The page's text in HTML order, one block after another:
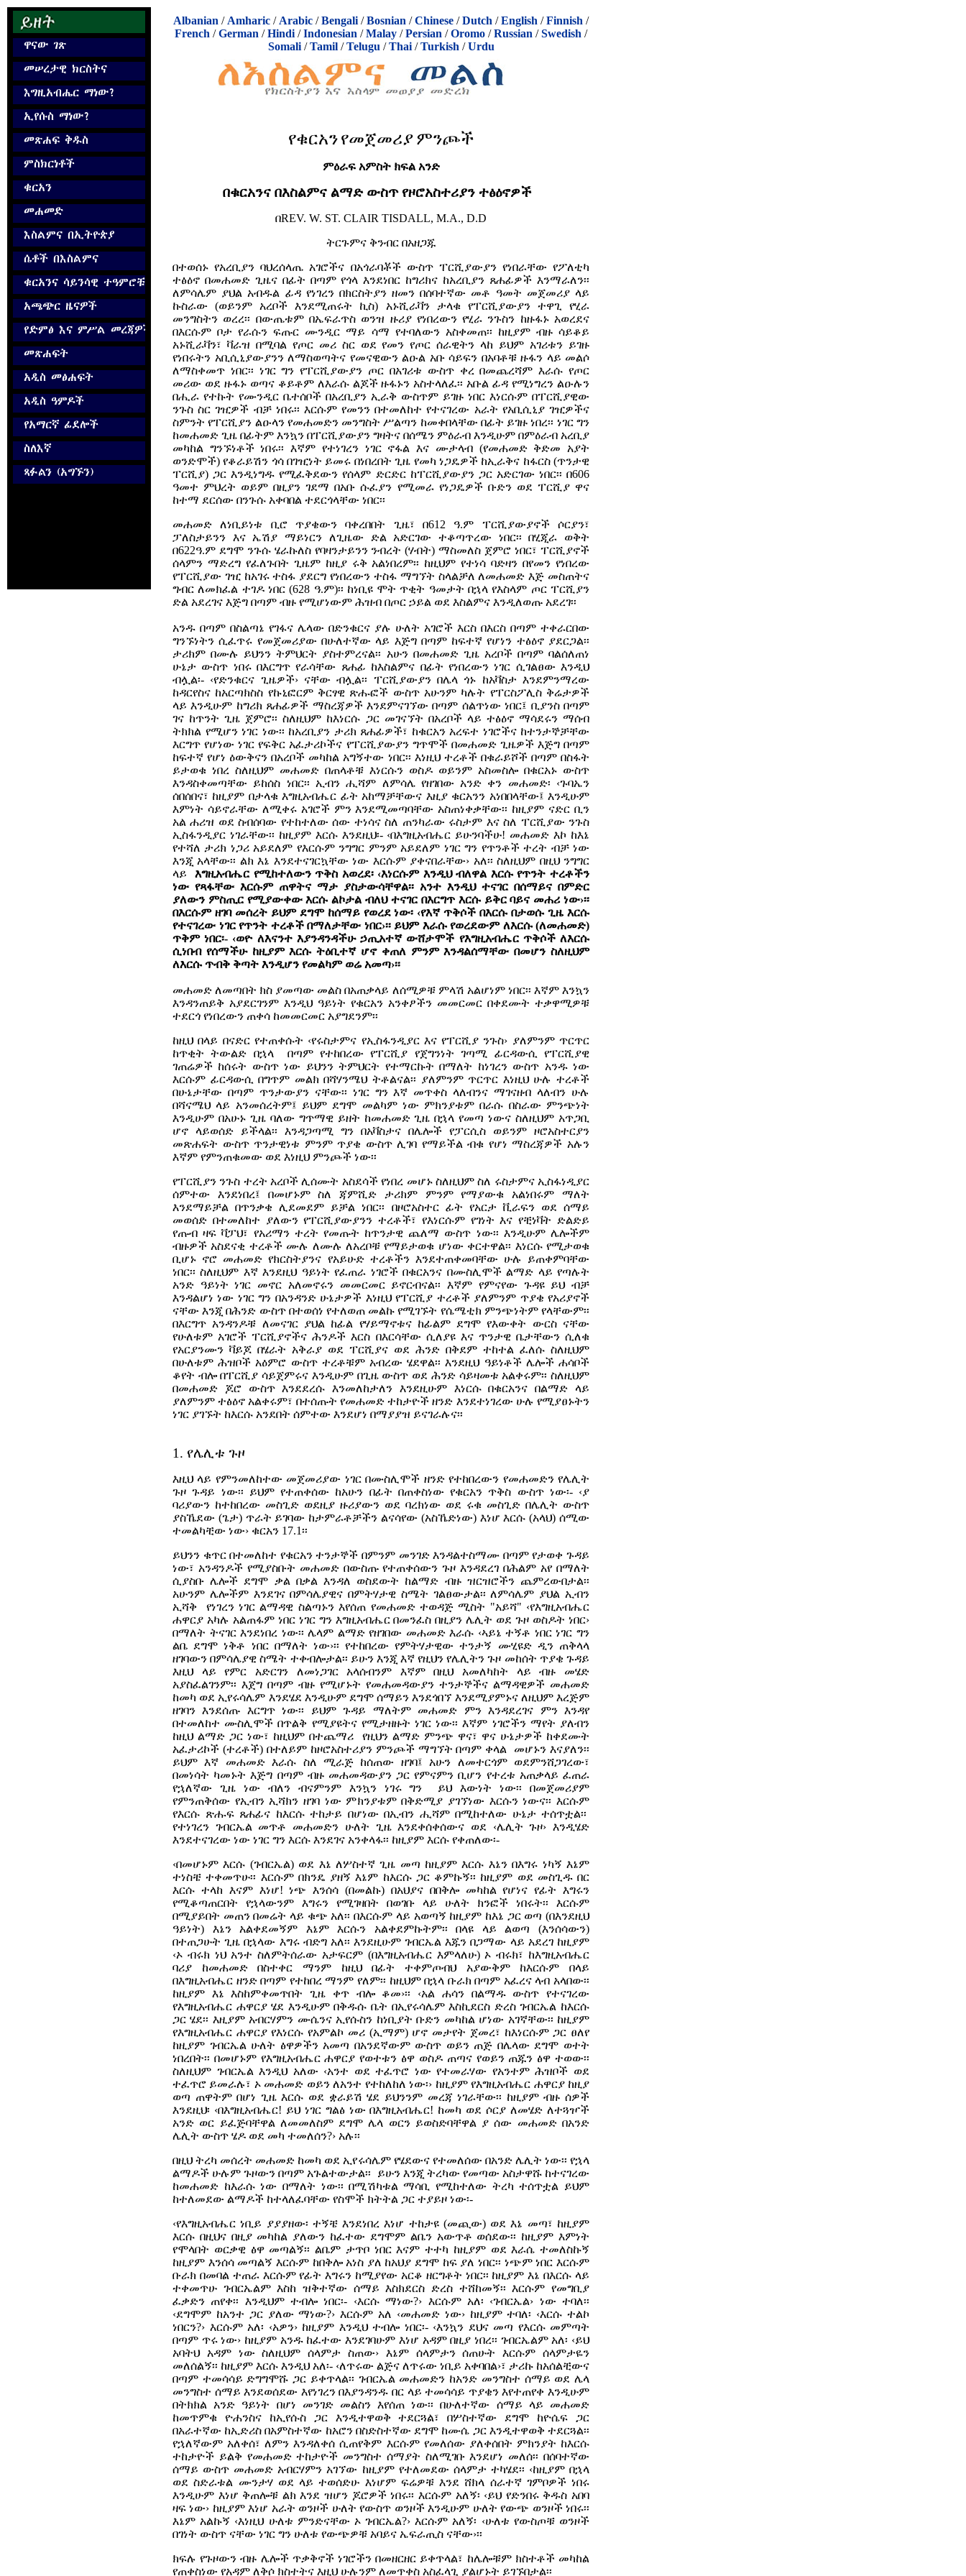
Albanian / Amharic / Arabic /Bengali /Bosnian /Chinese /Dutch /English /Finnish /
French /German /Hindi /Indonesian /Malay /Persian /Oromo /Russian /Swedish /
Somali/Tamil/Telugu /Thai/Turkish /Urdu
የቁርአን የመጀመሪያ ምንጮች
ምዕራፍ አምስት ክፍል አንድ
በቁርአንና በእስልምና ልማድ ውስጥ የዞሮአስተሪያን ተፅዕኖዎች
በREV. W. ST. CLAIR TISDALL, M.A., D.D
ትርጉምና ቅንብር በአዘጋጁ
በተወሰኑ የአረቢያን ባህረሰላጤ አገሮችና በአጎራባቾች ውስጥ ፐርሺያውያን የነበራቸው የፖለቲካ
ተፅዕኖ በመሐመድ ጊዜና በፊት በጣም የጎላ እንደነበር ከግሪክና ከአረቢያን ጸሐፊዎች እንማራለን፡፡
ለምሳሌም ያህል አብዱል ፊዳ የነገረን በክርስትያን ዘመን በሰባተኛው መቶ ዓመት መጀመሪያ ላይ
ኩስራው (ወይንም አረቦች እንደሚጠሩት ኪስ) አኑሺራቫን ታላቁ የፐርሺያውያን ተዋጊ የሂራ
መንግስትን ወረረ፡፡ በውጤቱም በኤፍራጥስ ወንዝ ዙሪያ የነበረውን የሂራ ንጉስን ከዙፋኑ አወረደና
በእርሱም ቦታ የራሱን ፍጡር ሙንዲር ማይ ሳማ የተባለውን አስቀመጠ፡፡ ከዚያም ብዙ ሳይቆይ
አኑሺራቫን፣ ቫራዝ በሚባል የጦር መሪ ስር ወደ የመን የጦር ሰራዊትን ላከ ይህም አገሪቱን ይገዙ
የነበሩትን አቢሲኒያውያንን ለማስወጣትና የመናዊውን ልዑል አቡ ሳይፍን በአባቶቹ ዙፋን ላይ መልሶ
ለማስቀመጥ ነበር፡፡ ነገር ግን የፐርሺያውያን ጦር በአገሪቱ ውስጥ ቀረ በመጨረሻም እራሱ የጦር
መሪው ወደ ዙፋኑ ወጣና ቆይቶም ለእራሱ ልጆች ዙፋኑን አስተላለፈ፡፡ አቡል ፊዳ የሚነግረን ልዑሉን
በሒራ የተኩት የሙንዲር ቤተሰቦች በአረቢያን ኢራቅ ውስጥም ይገዙ ነበር እነርሱም በፐርሺያዊው
ንጉስ ስር ገዢዎች ብቻ ነበሩ፡፡ እርሱም የመንን በተመለከተ የተናገረው አራት የአቢሲኒያ ገዢዎችና
ስምንት የፐርሺያን ልዑላን የመሐመድን መንግስት ሥልጣን ከመቀበላቸው በፊት ይገዙ ነበረ፡፡ ነገር ግን
ከመሐመድ ጊዜ በፊትም እንኳን በፐርሺያውያን ግዛትና በሰሜን ምዕራብ እንዲሁም በምዕራብ አረቢያ
መካከል ግንኙነቶች ነበሩ፡፡ እኛም የተነገረን ነገር ኖፋል እና ሙታላብ (የመሐመድ ቅድመ አያት
ወንድሞች) የቆራይሽን ጎሳ በገዢነት ይመሩ በነበረበት ጊዜ የመካ ነጋዴዎች ከኢራቅና ከፋርስ (ጥንታዊ
ፐርሺያ) ጋር እንዲነግዱ የሚፈቅደውን የሰላም ድርድር ከፐርሺያውያን ጋር አድርገው ነበር፡፡ በ606
ዓመተ ምህረት ወይም በዚያን ገደማ በአቡ ሱፈያን የሚመራ የነጋዴዎች ቡድን ወደ ፐርሺያ ዋና
ከተማ ደርሰው በንጉሱ አቀባበል ተደርጎላቸው ነበር፡፡
መሐመድ ለነቢይነቱ ቢሮ ጥያቄውን ባቀረበበት ጊዜ፣ በ612 ዓ.ም ፐርሺያውያኖች ሶርያን፣
ፓለስታይንን እና ኤሽያ ማይነርን ለጊዜው ድል አድርገው ተቆጣጥረው ነበር፡፡ በሂጂራ ወቅት
በ622ዓ.ም ደግሞ ንጉሱ ሄራኩለስ የባዛንታይንን ንብረት (ሃብት) ማስመለስ ጀምሮ ነበር፣ ፐርሺያኖች
ሰላምን ማድረግ የፈለጉበት ጊዜም ከዚያ ሩቅ አልነበረም፡፡ ከዚህም የተነሳ ባድዛን በየመን የነበረው
የፐርሺያው ገዢ ከአገሩ ተስፋ ያደርግ የነበረውን ተስፋ ማግኘት ስላልቻለ ለመሐመድ እጅ መስጠትና
ግብር ለመክፈል ተገዶ ነበር (628 ዓ.ም)፡፡ ከነቢዩ ሞት ጥቂት ዓመታት በኋላ የእስላም ጦር ፐርሺያን
ድል አደረገና እጅግ በጣም ብዙ የሚሆነውም ሕዝብ በጦር ኃይል ወደ እስልምና እንዲለወጡ አደረገ፡፡
አንዱ በጣም በስልጣኔ የገፋና ሌላው በድንቁርና ያሉ ሁለት አገሮች እርስ በእርስ በጣም ተቀራርበው
ግንኙነትን ሲፈጥሩ የመጀመሪያው በሁለተኛው ላይ እጅግ በጣም ከፍተኛ የሆነን ተፅዕኖ ያደርጋል፡፡
ታሪክም በሙሉ ይህንን ትምህርት ያስተምረናል፡፡ አሁን በመሐመድ ጊዜ አረቦች በጣም ባልሰለጠነ
ሁኔታ ውስጥ ነበሩ በእርግጥ የራሳቸው ጸሐፊ ከእስልምና በፊት የነበረውን ነገር ሲገልፀው እንዲህ
ብሏል፡- ‹የድንቁርና ጊዜዎች› ናቸው ብሏል፡፡ ፐርሺያውያን በሌላ ጎኑ ከአቫስታ እንደምንማረው
ከዳርየስና ከአርጣክስስ የኩኒፎርም ቅርፃዊ ጽሑፎች ውስጥ አሁንም ካሉት የፐርስፖሊስ ቅሬታዎች
ላይ እንዲሁም ከግሪክ ጸሐፊዎች ማስረጃዎች እንደምናገኘው በጣም ሰልጥነው ነበር፤ ቢያንስ በጣም
ገና ከጥንት ጊዜ ጀምሮ፡፡ ስለዚህም ከእነርሱ ጋር መገናኘት በአረቦች ላይ ተፅዕኖ ማሳደሩን ማሰብ
ትክክል የሚሆን ነገር ነው፡፡ ከአረቢያን ታሪክ ጸሐፊዎች፣ ከቁርአን አረፍተ ነገሮችና ከተንታኞቻቸው
እርግጥ የሆነው ነገር የፍቅር አፈታሪኮችና የፐርሺያውያን ግጥሞች በመሐመድ ጊዜዎች እጅግ በጣም
ከፍተኛ የሆነ ዕውቅናን በአረቦች መካከል አግኝተው ነበር፡፡ እነዚህ ተረቶች በቁራይሾች በጣም በስፋት
ይታወቁ ነበረ ስለዚህም መሐመድ በጠላቶቹ እነርሱን ወስዶ ወይንም አስመስሎ በቁርአኑ ውስጥ
እንዳስቀመጣቸው ይከሰስ ነበር፡፡ ኢብን ሒሻም ለምሳሌ የዘገበው አንድ ቀን መሐመድ፡ ‹ጉባኤን
ሰበሰበና፣ ከዚያም በታላቁ እግዚአብሔር ፊት አከማቻቸውና እዚያ ቁርአንን አነበበላቸው፤ እንዲሁም
እምነት ሳይኖራቸው ለሚቀሩ አገሮች ምን እንደሚመጣባቸው አስጠነቀቃቸው፡፡ ከዚያም ናድር ቢን
አል ሐሪዝ ወደ ስብሰባው የተከተለው ሰው ተነሳና ስለ ጠንካራው ሩስታም እና ስለ ፐርሺያው ንጉስ
ኢስፋንዲያር ነገራቸው፡፡ ከዚያም እርሱ እንደዚህ፡- ‹በእግዚአብሔር ይሁንባችሁ! መሐመድ እኮ ከእኔ
የተሻለ ታሪክ ነጋሪ አይደለም የእርሱም ንግግር ምንም አይደለም ነገር ግን የጥንቶች ተረት ብቻ ነው
እንጂ አላቸው፡፡ ልክ እኔ እንደተናገርኳቸው ነው እርሱም ያቀናበራቸው› አለ፡፡ ስለዚህም በዚህ ንግግር
ላይእግዚአብሔር የሚከተለውን ጥቅስ አወረደ፡ ‹እነርሱም እንዲህ ብለዋል እርሱ የጥንት ተረቶችን
ነው የጻፋቸው እርሱም ጠዋትና ማታ ያስታውሳቸዋል፡፡ አንተ እንዲህ ተናገር በሰማይና በምድር
ያለውን ምስጢር የሚያውቀው እርሱ ልኮታል ብለህ ተናገር በእርግጥ እርሱ ይቅር ባይና መሐሪ ነው›፡፡
በእርሱም ዘገባ መሰረት ይህም ደግሞ ከሰማይ የወረደ ነው፡ ‹የእኛ ጥቅሶች በእርሱ በታወሱ ጊዜ እርሱ
የተናገረው ነገር የጥንት ተረቶች በማለታቸው ነበር›፡፡ ይህም እራሱ የወረደውም ለእርሱ (ለመሐመድ)
ጥቅም ነበር፡- ‹ወዮ ለእናንተ እያንዳንዳችሁ ኃጢአተኛ ውሸታሞች የእግዚአብሔር ጥቅሶች ለእርሱ
ሲነበብ የሰማችሁ ከዚያም እርሱ ትዕቢተኛ ሆኖ ቀጠለ ምንም እንዳልሰማቸው በመሆን ስለዚህም
ለእርሱ ጥብቅ ቅጣት እንዲሆን የመልካም ወሬ አመጣ›፡፡
መሐመድ ለመጣበት ክስ ያመጣው መልስ በአጠቃላይ ለሰሚዎቹ ምላሽ አልሆነም ነበር፡፡ እኛም እንኳን
እንዳንጠይቅ አያደርገንም እንዲህ ዓይነት የቁርአን አንቀፆችን መመርመር በቀደሙት ተቃዋሚዎቹ
ተደርጎ የነበረውን ጠቀሳ ከመመርመር አያግደንም፡፡
ከዚህ በላይ በናድር የተጠቀሱት ‹የሩስታምና የኢስፋንዲያር እና የፐርሺያ ንጉስ› ያለምንም ጥርጥር
ከጥቂት ትውልድ በኋላ በጣም የተከበረው የፐርሺያ የጀግንነት ገጣሚ ፊርዳውሲ የፐርሺያዊ
ገጠሬዎች ከሰሩት ውስጥ ነው ይህንን ትምህርት የተማርኩት በማለት ከነገረን ውስጥ አንዱ ነው
እርሱም ፊርዳውሲ በግጥም መልክ በሻሃንሜህ ትቶልናል፡፡ ያለምንም ጥርጥር እነዚህ ሁሉ ተረቶች
በሁኔታቸው በጣም ጥንታውያን ናቸው፡፡ ነገር ግን እኛ መጥቀስ ላለብንና ማገናዘብ ላለብን ሁሉ
በሻናሜህ ላይ አንመሰረትም፤ ይህም ደግሞ መልካም ነው ምክንያቱም በራሱ በስራው ምንጭነት
እንዲሁም በአሁኑ ጊዜ ባለው ግጥማዊ ይዘት ከመሐመድ ጊዜ በኋላ የመጣ ነውና ስለዚህም አጥጋቢ
ሆኖ ላይወሰድ ይችላል፡፡ እንዳጋጣሚ ግን በአቫስታና በሌሎች የፓርሲስ ወይንም ዞሮአስተርያን
መጽሐፍት ውስጥ ጥንታዊነቱ ምንም ጥያቄ ውስጥ ሊገባ የማይችል ብቁ የሆነ ማስረጃዎች አሉን
እኛም የምንጠቁመው ወደ እነዚህ ምንጮች ነው፡፡
የፐርሺያን ንጉስ ተረት አረቦች ሊሰሙት አስደሳች የነበረ መሆኑ ስለዚህም ስለ ሩስታምና ኢስፋነዲያር
ሰምተው እንደነበረ፤ በመሆኑም ስለ ጃምሺድ ታሪክም ምንም የማያውቁ አልነበሩም ማለት
እንደማይቻል በጥንቃቄ ሊደመደም ይቻል ነበር፡፡ በዞሮአስተር ፊት የአርታ ቪራፍን ወደ ሰማይ
መወሰድ በተመለከተ ያለውን የፐርሺያውያንን ተረቶች፣ የእነርሱም የገነት እና የቺነቫት ድልድይ
የጡብ ዛፍ ቫፓህ፣ የአሪማን ተረት የመጡት ከጥንታዊ ጨለማ ውስጥ ነው፡፡ እንዲሁም ሌሎችም
ብዙዎች አስደናቂ ተረቶች ሙሉ ለሙሉ ለአረቦቹ የማይታወቁ ሆነው ቀርተዋል፡፡ እነርሱ የሚታወቁ
ቢሆኑ ኖሮ መሐመድ የክርስትያንና የአይሁድ ተረቶችን እንደተጠቀመባቸው ሁሉ ይጠቀምባቸው
ነበር፡፡ ስለዚህም እኛ እንደዚህ ዓይነት የፈጠራ ነገሮች በቁርአንና በሙስሊሞች ልማድ ላይ የጣሉት
አንድ ዓይነት ነገር መኖር አለመኖሩን መመርመር ይኖርብናል፡፡ እኛም የምናየው ጉዳዩ ይህ ብቻ
እንዳልሆነ ነው ነገር ግን በአንዳንድ ሁኔታዎች እነዚህ የፐርሺያ ተረቶች ያለምንም ጥያቄ የአሪያኖች
ናቸው እንጂ በሕንድ ውስጥ በተወሰነ የተለወጠ መልኩ የሚገኙት የሴሜቲክ ምንጭነትም የላቸውም፡፡
በእርግጥ አንዳንዶቹ ለመናገር ያህል ከፊል የሃይማኖቱና ከፊልም ደግሞ የእውቀት ውርስ ናቸው
የሁለቱም አገሮች ፐርሺያኖችና ሕንዶች እርስ በእርሳቸው ሲለያዩ እና ጥንታዊ ቤታቸውን ሲለቁ
የአርያንሙን ቫይጆ በሄራት አቅራያ ወደ ፐርሺያና ወደ ሕንድ በቅደም ተከተል ፈለሱ ስለዚህም
በሁለቱም ሕዝቦች አዕምሮ ውስጥ ተረቶቹም አብረው ሄደዋል፡፡ እንደዚህ ዓይነቶች ሌሎች ሐሳቦች
ቆየት ብሎ በፐርሺያ ሳይጀምሩና እንዲሁም በጊዜ ውስጥ ወደ ሕንድ ሳይዛመቱ አልቀሩም፡፡ ስለዚህም
በመሐመድ ጆሮ ውስጥ እንደደረሱ እንመለከታለን እንደዚሁም እነርሱ በቁርአንና በልማድ ላይ
ያለምንም ተፅዕኖ አልቀሩም፣ በተሰጡት የመሐመድ ተከታዮች ዘንድ እንደተነገረው ሁሉ የሚያፀኑትን
ነገር ያገኙት ከእርሱ አንደበት ሰምተው እንደሆነ በማያያዝ ይናገራሉና፡፡
1. የሌሊቱ ጉዞ
እዚህ ላይ የምንመለከተው መጀመሪያው ነገር በሙስሊሞች ዘንድ የተከበረውን የመሐመድን የሌሊት
ጉዞ ጉዳይ ነው፡፡ ይህም የተጠቀሰው ከአሁን በፊት በጠቀስነው የቁርአን ጥቅስ ውስጥ ነው፡- ‹ያ
ባሪያውን ከተከበረው መስጊድ ወደዚያ ዙሪያውን ወደ ባረክነው ወደ ሩቁ መስጊድ በሌሊት ውስጥ
ያስኼደው (ጌታ) ጥራት ይገባው ከታምራቶቻችን ልናሳየው (አስኼድነው) እነሆ እርሱ (አላህ) ሰሚው
ተመልካቺው ነው› ቁርአን 17.1፡፡
ይህንን ቁጥር በተመለከተ የቁርአን ተንታኞች በምንም መንገድ እንዳልተስማሙ በጣም የታወቀ ጉዳይ
ነው፣ አንዳንዶች የሚያስቡት መሐመድ በውስጡ የተጠቀሰውን ጉዞ እንዳደረገ በሕልም አየ በማለት
ሲያስቡ ሌሎች ደግሞ ቃል በቃል እንዳለ ወስደውት ከልማድ ብዙ ዝርዝሮችን ጨምረውበታል፡፡
አሁንም ሌሎችም እንደገና በምሳሌያዊና በምትሃታዊ ስሜት ገልፀውታል፡፡ ለምሳሌም ያህል ኢብን
ኢሻቅ የነገረን ነገር ልማዳዊ ስልጣኑን እየሰጠ የመሐመድ ተወዳጅ ሚስት "አይሻ" ‹የእግዚአብሔር
ሐዋርያ አካሉ አልጠፋም ነበር ነገር ግን እግዚአብሔር በመንፈስ በዚያን ሌሊት ወደ ጉዞ ወስዶት ነበር›
በማለት ትናገር እንደነበረ ነው፡፡ ሌላም ልማድ የዘገበው መሐመድ እራሱ ‹ኣይኔ ተኝቶ ነበር ነገር ግን
ልቤ ደግሞ ነቅቶ ነበር በማለት ነው›፡፡ የተከበረው የምትሃታዊው ተንታኝ ሙሂዩድ ዲን ጠቅላላ
ዘገባውን በምሳሌያዊ ስሜት ተቀብሎታል፡፡ ይሁን እንጂ እኛ የዚህን የሌሊትን ጉዞ መከሰት ጥያቄ ጉዳይ
እዚህ ላይ የምር አድርገን ለመነጋገር አላሰብንም እኛም በዚህ አመለካከት ላይ ብዙ መሄድ
አያስፈልገንም፡፡ እጀግ በጣም ብዙ የሚሆኑት የመሐመዳውያን ተንታኞችና ልማዳዊዎች መሐመድ
ከመካ ወደ ኢየሩሳሌም እንደሄደ እንዲሁም ደግሞ ሰማይን እንደጎበኘ እንደሚያምኑና ለዚህም እረጅም
ዘገባን እንደሰጡ እርግጥ ነው፡፡ ይህም ጉዳይ ማለትም መሐመድ ምን እንዳደረገና ምን እንዳየ
በተመለከተ ሙስሊሞች በጥልቅ የሚያዩትና የሚታዘዙት ነገር ነው፡፡ እኛም ነገሮችን ማየት ያለብን
ከዚህ ልማድ ጋር ነው፣ ከዚህም በተጨማሪ የዚህን ልማድ ምንጭ ዋና፣ ዋና ሁኔታዎች ከቀደሙት
አፈታሪኮች (ተረቶች) በተለይም ከዞሮአስተሪያን ምንጮች ማግኘት በጣም ቀላል መሆኑን እናያለን፡፡
ይህም እኛ መሐመድ እራሱ ስለ ሚራጅ ከሰጠው ዘገባ፤ አሁን ለመተርጎም ወደምንሸጋገረው፣
በመነሳት ካመኑት እጅግ በጣም ብዙ መሐመዳውያን ጋር የምናምን ቢሆን የተረቱ አጠቃላይ ፈጠራ
የኋለኛው ጊዜ ነው ብለን ብናምንም እንኳን ነገሩ ግን ይህ እውነት ነው፡፡ በመጀመሪያም
የምንጠቅሰው የኢብን ኢሻክን ዘገባ ነው ምክንያቱም በቅድሚያ ያገኘነው እርሱን ነውና፡፡ እርሱም
የእርሱ ጽሑፍ ጸሐፊና ከእርሱ ተከታይ በሆነው በኢብን ሒሻም በሚከተለው ሁኔታ ተሰጥቷል፡፡
የተነገረን ገብርኤል መጥቶ መሐመድን ሁለት ጊዜ እንደቀሰቀሰውና ወደ ‹ሌሊት ጉዞ› እንዲሄድ
እንደተናገረው ነው ነገር ግን እርሱ እንደገና አንቀላፋ፡፡ ከዚያም እርሱ የቀጠለው፡-
‹በመሆኑም እርሱ (ገብርኤል) ወደ እኔ ለሦስተኛ ጊዜ መጣ ከዚያም እርሱ እኔን በእግሩ ነካኝ እኔም
ተነስቼ ተቀመጥሁ፡፡ እርሱም በክንዴ ያዘኝ እኔም ከእርሱ ጋር ቆምኩኝ፡፡ ከዚያም ወደ መስጊዱ በር
እርሱ ተላከ እናም እነሆ! ነጭ እንሰሳ (በመልኩ) በአህያና በበቅሎ መካከል የሆነና የፊት እግሩን
የሚቆጣጠርበት የኋላውንም እግሩን የሚገዛበት በወገቡ ላይ ሁለት ክንፎች ነበሩት፡፡ እርሱም
በሚያይበት መጠን በመሬት ላይ ቁጭ አለ፡፡ በእርሱም ላይ አወጣኝ ከዚያም ከእኔ ጋር ወጣ (በእንደዚህ
ዓይነት) እኔን አልቀደመኝም እኔም እርሱን አልቀደምኩትም፡፡ በላዩ ላይ ልወጣ (እንሰሳውን)
በተጠጋሁት ጊዜ በኋላው እግሩ ብድግ አለ፡፡ እንደዚሁም ገብርኤል እጁን በጋማው ላይ አደረገ ከዚያም
‹ኦ ብሩክ ነህ አንተ ስለምትሰራው አታፍርም (በእግዚአብሔር እምላለሁ) ኦ ብሩክ፣ ከእግዚአብሔር
ባሪያ ከመሐመድ በስተቀር ማንም ከዚህ በፊት ተቀምጦብህ አያውቅም ከእርሱም በላይ
በእግዚአብሔር ዘንድ በጣም የተከበረ ማንም የለም፡፡ ከዚህም በኋላ ቡራክ በጣም አፈረና ላብ አላበው፡፡
ከዚያም እኔ እስከምቀመጥበት ጊዜ ቀጥ ብሎ ቆመ›፡፡ ‹አል ሐሳን በልማዱ ውስጥ የተናገረው
የእግዚአብሔር ሐዋርያ ሄደ እንዲሁም በቅዱሱ ቤት በኢየሩሳሌም እስኪደርስ ድረስ ገብርኤል ከእርሱ
ጋር ሄደ፡፡ እዚያም አብርሃምን ሙሴንና ኢየሱስን ከነቢያት ቡድን መካከል ሆነው አገኛቸው፡፡ ከዚያም
የእግዚአብሔር ሐዋርያ የእነርሱ የአምልኮ መሪ (ኢማም) ሆኖ መታየት ጀመረ፣ ከእነርሱም ጋር ፀለየ
ከዚያም ገብርኤል ሁለት ፅዋዎችን አመጣ በአንደኛውም ውስጥ ወይን ጠጅ በሌላው ደግሞ ወተት
ነበረበት፡፡ በመሆኑም የእግዚአብሔር ሐዋርያ የወተቱን ፅዋ ወስዶ ጠጣና የወይን ጠጁን ፅዋ ተወው፡፡
ስለዚህም ገብርኤል እንዲህ አለው ‹አንተ ወደ ተፈጥሮ ነው የተመራሃው የአንተም ሕዝቦች ወደ
ተፈጥሮ ይመራሉ፣ ኦ መሐመድ ወይን ለአንተ የተከለከለ ነው፡› ከዚያም የእግዚአብሔር ሐዋርያ ከዚያ
ወጣ ጠዋትም በሆነ ጊዜ እርሱ ወደ ቋራይሽ ሄደ ይህንንም መረጃ ነገራቸው፡፡ ከዚያም ብዙ ሰዎች
እንደዚህ፡ ‹በእግዚአብሔር! ይህ ነገር ግልፅ ነው በእግዚአብሔር! ከመካ ወደ ሶርያ ለመሄድ ለተጓዦች
አንድ ወር ይፈጅባቸዋል ለመመለስም ደግሞ ሌላ ወርን ይወስድባቸዋል ያ ሰው መሐመድ በአንድ
ሌሊት ውስጥ ሄዶ ወደ መካ ተመለሰን?› አሉ፡፡
በዚህ ትረካ መሰረት መሐመድ ከመካ ወደ ኢየሩሳሌም የሄደውና የተመለሰው በአንድ ሌሊት ነው፡፡ የኋላ
ልማዶች ሁሉም ጉዞውን በጣም አጉልተውታል፡፡ ይሁን እንጂ ትረካው የመጣው አስታዋሹ ከተናገረው
ከመሐመድ ከእራሱ ነው በማለት ነው፡፡ በሚሽካቱል ማሳቢ የሚከተለው ትረካ ተሰጥቷል ይህም
ከተለመደው ልማዶች ከተላለፈባቸው የስሞች ክትትል ጋር ተያይዞ ነው፡-
‹የእግዚአብሔር ነቢይ ያያያዘው፡ ተኝቼ እንደነበረ እነሆ ተከታዩ (መጪው) ወደ እኔ መጣ፣ ከዚያም
እርሱ በዚህና በዚያ መካከል ያለውን ከፈተው ደግሞም ልቤን አውጥቶ ወሰደው፡፡ ከዚያም እምነት
የሞላበት ወርቃዊ ፅዋ መጣልኝ፡፡ ልቤም ታጥቦ ነበር እናም ተተካ ከዚያም ወደ እራሴ ተመለስኩኝ
ከዚያም እንሰሳ መጣልኝ እርሱም ከበቅሎ አነስ ያለ ከአህያ ደግሞ ከፍ ያለ ነበር፡፡ ነጭም ነበር እርሱም
ቡራክ በመባል ተጠራ እርሱም የፊት እግሩን ከሚያየው አርቆ ዘርግቶት ነበር፡፡ ከዚያም እኔ በእርሱ ላይ
ተቀመጥሁ ገብርኤልም እስከ ዝቅተኛው ሰማይ እስክደርስ ድረስ ተሸከመኝ፡፡ እርሱም የመግቢያ
ፈቃድን ጠየቀ፡፡ እንዲህም ተብሎ ነበር፡- ‹እርሱ ማነው?› እርሱም አለ፡ ‹ገብርኤል› ነው ተባለ፡፡
‹ደግሞም ከአንተ ጋር ያለው ማነው?› እርሱም አለ ‹መሐመድ ነው› ከዚያም ተባለ፡ ‹እርሱ ተልኮ
ነበርን?› እርሱም አለ፡ ‹አዎን› ከዚያም እንዲህ ተብሎ ነበር፡- ‹እንኳን ደህና መጣ የእርሱ መምጣት
በጣም ጥሩ ነው› ከዚያም አንዱ ከፈተው እንደገባሁም እነሆ አዳም በዚያ ነበረ፡፡ ገብርኤልም አለ፡ ‹ይህ
አባትህ አዳም ነው ስለዚህም ሰላምታ ስጠው› እኔም ሰላምታን ሰጠሁት እርሱም ሰላምታዬን
መለሰልኝ፡፡ ከዚያም እርሱ እንዲህ አለ፡- ‹ለጥሩው ልጅና ለጥሩው ነቢይ አቀባበል›፣ ታሪኩ ከአሰልቺውና
በጣም ተመሳሳይ ድግግሞሹ ጋር ይቀጥላል፡፡ ገብርኤል መሐመድን ከአንድ መንግስተ ሰማይ ወደ ሌላ
መንግስተ ሰማይ እንደወሰደው እየነገረን በእያንዳንዱ በር ላይ ተመሳሳይ ጥያቄን እየተጠየቀ እንዲሁም
በትክክል አንድ ዓይነት በሆነ መንገድ መልስን እየሰጠ ነው፡፡ በሁለተኛው ሰማይ ላይ መሐመድ
ከመጥምቁ ዮሐንስና ከኢየሱስ ጋር እንዲተዋወቅ ተደርጓል፣ በሦስተኛው ደግሞ ከዮሴፍ ጋር
በአራተኛው ከኢድሪስ በአምስተኛው ከአሮን በስድስተኛው ደግሞ ከሙሴ ጋር እንዲተዋወቅ ተደርጓል፡፡
የኋለኛውም አለቀሰ፣ ለምን እንዳለቀሰ ሲጠየቅም እርሱም የመለሰው ያለቀሰበት ምክንያት ከእርሱ
ተከታዮች ይልቅ የመሐመድ ተከታዮች መንግስተ ሰማያት ስለሚገቡ እንደሆነ መለሰ፡፡ በሰባተኛው
ሰማይ ውስጥ መሐመድ አብርሃምን አገኘው ከዚያም የተለመደው ሰላምታ ተካሄደ፡፡ ‹ከዚያም በኋላ
ወደ ስድራቱል ሙንታሃ ወደ ላይ ተወሰድሁ እነሆም ፍሬዎቹ እንደ ሸክላ ሰራተኛ ገምቦዎች ነበሩ
እንዲሁም እነሆ ቅጠሎቹ ልክ እንደ ዝሆን ጆሮዎች ነበሩ፡፡ እርሱም አለኝ፡ ‹ይህ የድንበሩ ቅዱስ አበባ
ዛፍ ነው› ከዚያም እነሆ አራት ወንዞች ሁለት የውስጥ ወንዞች እንዲሁም ሁለት የውጭ ወንዞች ነበሩ፡፡
እኔም አልኩኝ ‹እነዚህ ሁለቱ ምንድናቸው ኦ ገብርኤል?› እርሱም አለኝ፡ ‹ሁለቱ የውስጦቹ ወንዞች
በገነት ውስጥ ናቸው ነገር ግን ሁለቱ የውጭዎቹ አባይና ኤፍራጢስ ናቸው›፡፡
ክፍሉ የጉዞውን ብዙ ሌሎች ጥቃቅኖች ነገሮችን በመዘርዘር ይቀጥላል፣ ከሌሎቹም ክስተቶች መካከል
የጠቀስነው የአዳም ለቅሶ ክስተትና እዚህ ሁሉንም ለመጥቀስ አስፈላጊ ያልሆኑት ይገኙበታል፡፡